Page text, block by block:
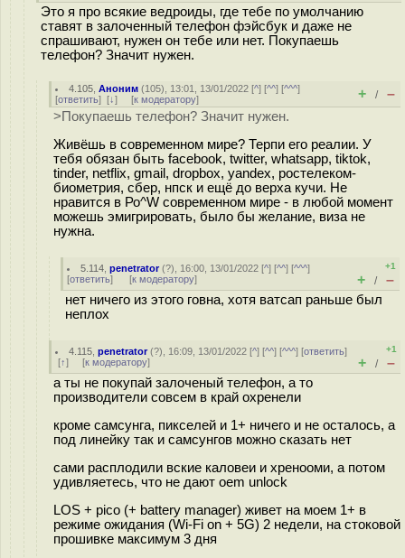
Это я про всякие ведроиды, где тебе по умолчанию
ставят в залоченный телефон фэйсбук и даже не
спрашивают, нужен он тебе или нет. Покупаешь
телефон? Значит нужен.
4.105 ,Аноним (105), 13:01, 13/01/2022 [^] [^^] [^^^]
[ответить] [↓] [к модератору] + / –
>Покупаешь телефон? Значит нужен.
Живёшь в современном мире? Терпи его реалии. У
тебя обязан быть facebook, twitter, whatsapp, tiktok,
tinder, netflix, gmail, dropbox, yandex, ростелеком-
биометрия, сбер, нпск и ещё до верха кучи. Не
нравится в Ро^W современном мире - в любой момент
можешь эмигрировать, было бы желание, виза не
нужна.
5.114 ,penetrator(?), 16:00, 13/01/2022 [^] [^^] [^^^]
[ответить] [к модератору]
+1
+ / –
нет ничего из этого гoвна, хотя ватсап раньше был
неплох
4.115 ,penetrator(?), 16:09, 13/01/2022 [^] [^^] [^^^] [ответить]
[↑] [к модератору]
+1
+ / –
а ты не покупай залоченый телефон, а то
производители совсем в край охренели
кроме самсунга, пикселей и 1+ ничего и не осталось, а
под линейку так и самсунгов можно сказать нет
сами расплодили вские каловеи и хренооми, а потом
удивляетесь, что не дают oem unlock
LOS + pico (+ battery manager) живет на моем 1+ в
режиме ожидания (Wi-Fi on + 5G) 2 недели, на стоковой
прошивке максимум 3 дня